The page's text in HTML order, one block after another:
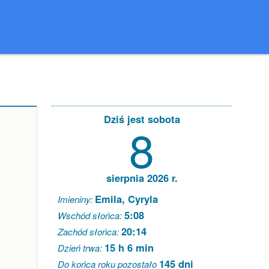
Dziś jest sobota
8
sierpnia 2026 r.
Imieniny: Emila, Cyryla
Wschód słońca:5:08
Zachód słońca:20:14
Dzień trwa: 15 h 6 min
Do końca roku pozostało 145 dni